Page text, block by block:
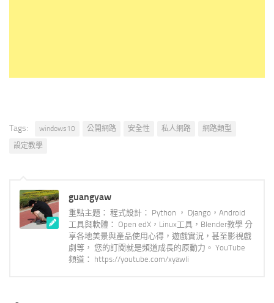
Tags: windows10 公開網路 安全性 私人網路
網路類型
設定教學
guangyaw
重點主題： 程式設計： Python ， Django，Android
工具與軟體： Open edX，Linux工具，Blender教學 分
享各地美景與產品使用心得，遊戲實況，甚至影視戲
劇等， 您的訂閱就是頻道成長的原動力。 YouTube
頻道： https://youtube.com/xyawli